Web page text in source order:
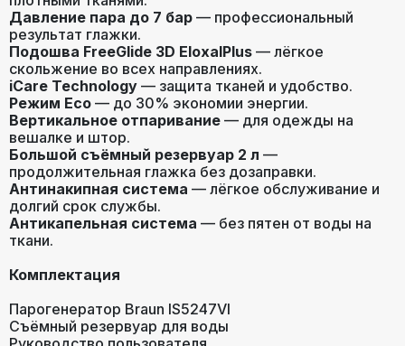
Давление пара до 7 бар — профессиональный
результат глажки.
Подошва FreeGlide 3D EloxalPlus — лёгкое
скольжение во всех направлениях.
iCare Technology — защита тканей и удобство.
Режим Eco — до 30% экономии энергии.
Вертикальное отпаривание — для одежды на
вешалке и штор.
Большой съёмный резервуар 2 л —
продолжительная глажка без дозаправки.
Антинакипная система — лёгкое обслуживание и
долгий срок службы.
Антикапельная система — без пятен от воды на
ткани.
Комплектация
Парогенератор Braun IS5247VI
Съёмный резервуар для воды